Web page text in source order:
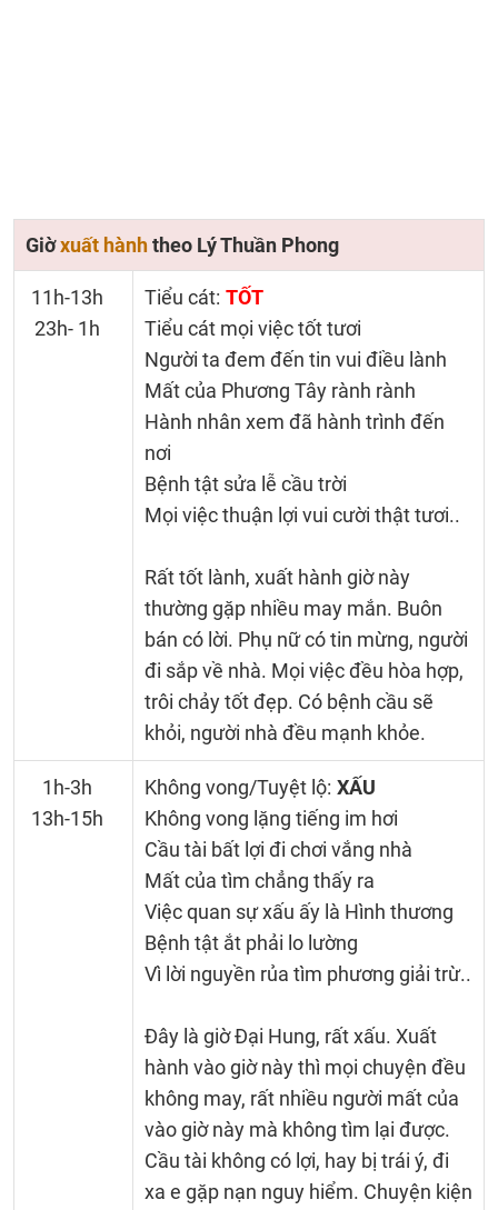
Giờxuất hànhtheo Lý Thuần Phong
11h-13h
23h- 1h
Tiểu cát: TỐT
Tiểu cát mọi việc tốt tươi
Người ta đem đến tin vui điều lành
Mất của Phương Tây rành rành
Hành nhân xem đã hành trình đến
nơi
Bệnh tật sửa lễ cầu trời
Mọi việc thuận lợi vui cười thật tươi..
Rất tốt lành, xuất hành giờ này
thường gặp nhiều may mắn. Buôn
bán có lời. Phụ nữ có tin mừng, người
đi sắp về nhà. Mọi việc đều hòa hợp,
trôi chảy tốt đẹp. Có bệnh cầu sẽ
khỏi, người nhà đều mạnh khỏe.
1h-3h
13h-15h
Không vong/Tuyệt lộ: XẤU
Không vong lặng tiếng im hơi
Cầu tài bất lợi đi chơi vắng nhà
Mất của tìm chẳng thấy ra
Việc quan sự xấu ấy là Hình thương
Bệnh tật ắt phải lo lường
Vì lời nguyền rủa tìm phương giải trừ..
Đây là giờ Đại Hung, rất xấu. Xuất
hành vào giờ này thì mọi chuyện đều
không may, rất nhiều người mất của
vào giờ này mà không tìm lại được.
Cầu tài không có lợi, hay bị trái ý, đi
xa e gặp nạn nguy hiểm. Chuyện kiện